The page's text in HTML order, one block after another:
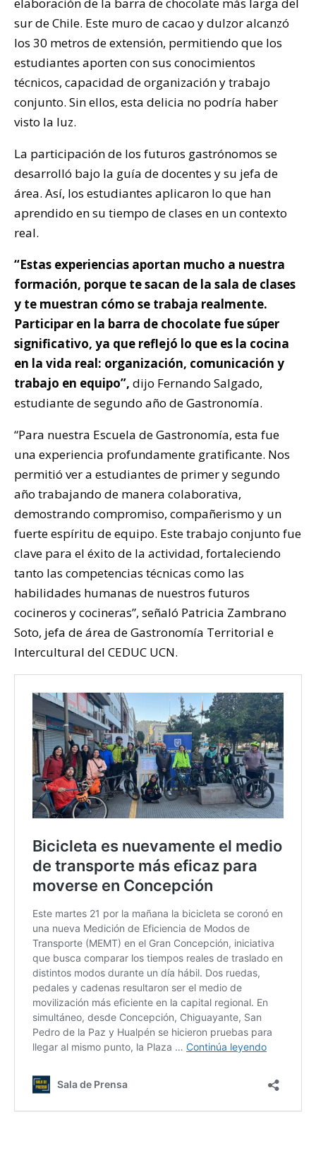
elaboración de la barra de chocolate más larga del
sur de Chile. Este muro de cacao y dulzor alcanzó
los 30 metros de extensión, permitiendo que los
estudiantes aporten con sus conocimientos
técnicos, capacidad de organización y trabajo
conjunto. Sin ellos, esta delicia no podría haber
visto la luz.
La participación de los futuros gastrónomos se
desarrolló bajo la guía de docentes y su jefa de
área. Así, los estudiantes aplicaron lo que han
aprendido en su tiempo de clases en un contexto
real.
“Estas experiencias aportan mucho a nuestra
formación, porque te sacan de la sala de clases
y te muestran cómo se trabaja realmente.
Participar en la barra de chocolate fue súper
significativo, ya que reflejó lo que es la cocina
en la vida real: organización, comunicación y
trabajo en equipo”, dijo Fernando Salgado,
estudiante de segundo año de Gastronomía.
“Para nuestra Escuela de Gastronomía, esta fue
una experiencia profundamente gratificante. Nos
permitió ver a estudiantes de primer y segundo
año trabajando de manera colaborativa,
demostrando compromiso, compañerismo y un
fuerte espíritu de equipo. Este trabajo conjunto fue
clave para el éxito de la actividad, fortaleciendo
tanto las competencias técnicas como las
habilidades humanas de nuestros futuros
cocineros y cocineras”, señaló Patricia Zambrano
Soto, jefa de área de Gastronomía Territorial e
Intercultural del CEDUC UCN.